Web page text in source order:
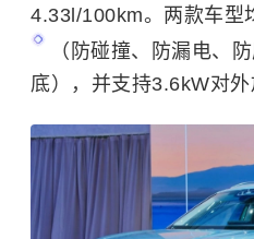
4.33l/100km。两款车型
（防碰撞、防漏电、
底），并支持3.6kW对外